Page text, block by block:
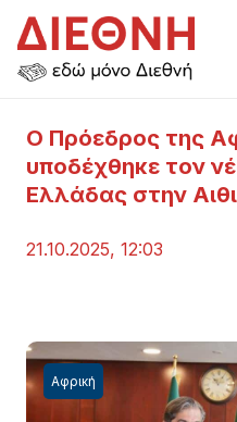
Ο Πρόεδρος της
υποδέχθηκε τον
Ελλάδας στην
21.10.2025, 12:03
Αφρική